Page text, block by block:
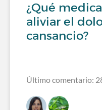
¿Qué
aliviar el
cansancio?
Último comentario: